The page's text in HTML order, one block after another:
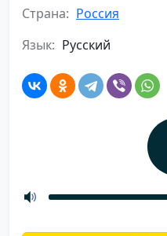
Страна: Россия
Язык: Русский